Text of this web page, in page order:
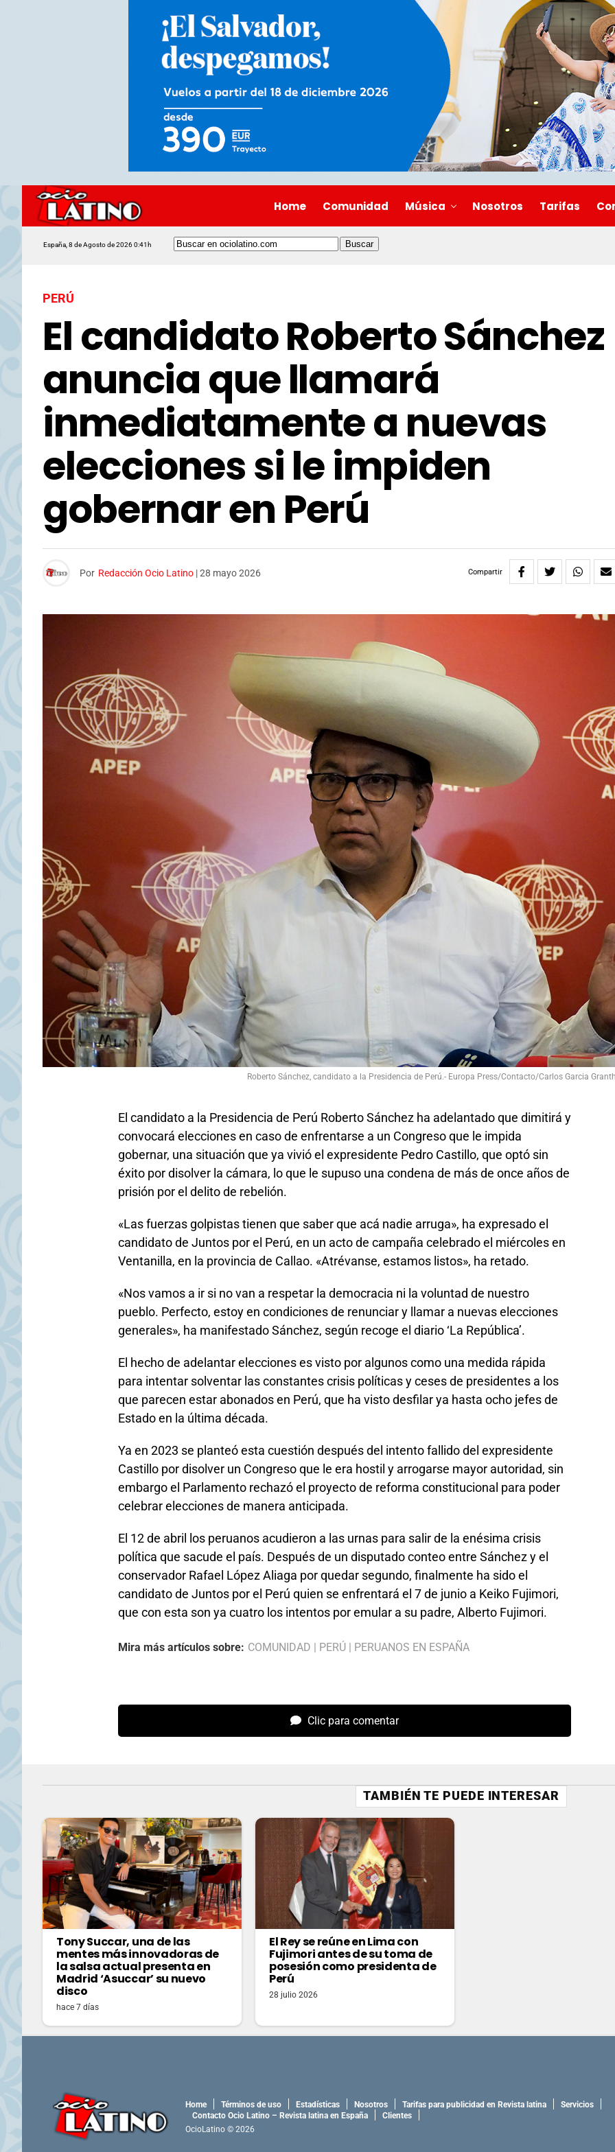
Home Comunidad Música Nosotros Tarifas
España, 8 de Agosto de 2026 0:41h
PERÚ
El candidato Roberto Sánchez
anuncia que llamará
inmediatamente a nuevas
elecciones si le impiden
gobernar en Perú
Por Redacción Ocio Latino |28 mayo 2026 Compartir
Roberto Sánchez, candidato a la Presidencia de Perú.- Europa Press/Contacto/Carlos Garcia
El candidato a la Presidencia de Perú Roberto Sánchez ha adelantado que dimitirá y
convocará elecciones en caso de enfrentarse a un Congreso que le impida
gobernar, una situación que ya vivió el expresidente Pedro Castillo, que optó sin
éxito por disolver la cámara, lo que le supuso una condena de más de once años de
prisión por el delito de rebelión.
«Las fuerzas golpistas tienen que saber que acá nadie arruga», ha expresado el
candidato de Juntos por el Perú, en un acto de campaña celebrado el miércoles en
Ventanilla, en la provincia de Callao. «Atrévanse, estamos listos», ha retado.
«Nos vamos a ir si no van a respetar la democracia ni la voluntad de nuestro
pueblo. Perfecto, estoy en condiciones de renunciar y llamar a nuevas elecciones
generales», ha manifestado Sánchez, según recoge el diario ‘La República’.
El hecho de adelantar elecciones es visto por algunos como una medida rápida
para intentar solventar las constantes crisis políticas y ceses de presidentes a los
que parecen estar abonados en Perú, que ha visto desfilar ya hasta ocho jefes de
Estado en la última década.
Ya en 2023 se planteó esta cuestión después del intento fallido del expresidente
Castillo por disolver un Congreso que le era hostil y arrogarse mayor autoridad, sin
embargo el Parlamento rechazó el proyecto de reforma constitucional para poder
celebrar elecciones de manera anticipada.
El 12 de abril los peruanos acudieron a las urnas para salir de la enésima crisis
política que sacude el país. Después de un disputado conteo entre Sánchez y el
conservador Rafael López Aliaga por quedar segundo, finalmente ha sido el
candidato de Juntos por el Perú quien se enfrentará el 7 de junio a Keiko Fujimori,
que con esta son ya cuatro los intentos por emular a su padre, Alberto Fujimori.
Mira más artículos sobre: COMUNIDAD | PERÚ | PERUANOS EN ESPAÑA
Clic para comentar
TAMBIÉN TE PUEDE INTERESAR
Tony Succar, una de las
mentes más innovadoras de
la salsa actual presenta en
Madrid ‘Asuccar’ su nuevo
disco
hace 7 días
El Rey se reúne en Lima con
Fujimori antes de su toma de
posesión como presidenta de
Perú
28 julio 2026
Home Términos de uso Estadísticas Nosotros Tarifas para publicidad en Revista latina
Servicios
Contacto Ocio Latino – Revista latina en España
Clientes
OcioLatino © 2026